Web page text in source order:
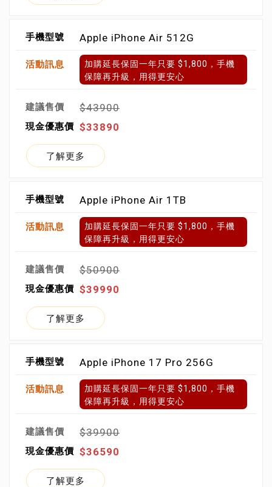
Apple iPhone Air 512G
加購延長保固一年只要 $1,800，手機
保障再升級，用得更安心
$43900
$33890
了解更多
Apple iPhone Air 1TB
加購延長保固一年只要 $1,800，手機
保障再升級，用得更安心
$50900
$39990
了解更多
Apple iPhone 17 Pro 256G
加購延長保固一年只要 $1,800，手機
保障再升級，用得更安心
$39900
$36590
了解更多